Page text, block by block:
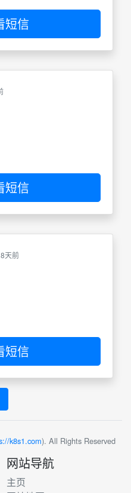
短信
短信
8天前
短信
k8s1.com). All Rights Reserved
网站导航
主页